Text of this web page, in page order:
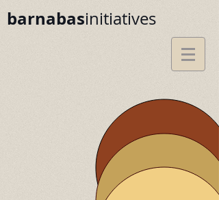
barnabasinitiatives